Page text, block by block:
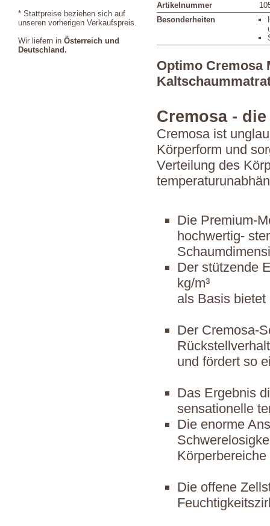
* Stattpreise beziehen sich auf
unseren vorherigen Verkaufspreis.
Wir liefern in Österreich und
Deutschland.
Artikelnummer
Besonderheiten
Optimo Cremosa
Cremosa -
Cremosa ist
Körperform und
Verteilung des
Die Premium-
hochwertig-
Der stützende
kg/m³
als Basis
Der Cremosa-
und fördert so
Das Ergebnis
sensationelle
Die enorme
Die offene